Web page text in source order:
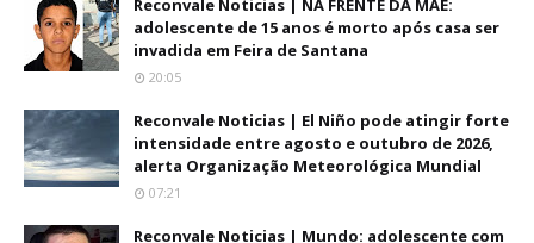
Reconvale Noticias | NA FRENTE DA MÃE:
adolescente de 15 anos é morto após casa ser
invadida em Feira de Santana
20:05
Reconvale Noticias | El Niño pode atingir forte
intensidade entre agosto e outubro de 2026,
alerta Organização Meteorológica Mundial
07:21
Reconvale Noticias | Mundo: adolescente com